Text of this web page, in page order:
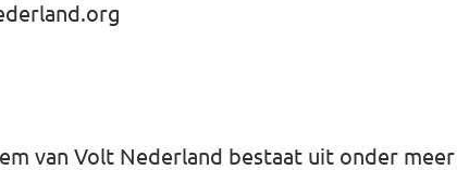
van Volt Nederland bestaat uit onder meer